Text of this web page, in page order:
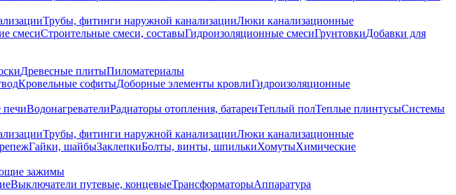
Трубы, фитинги наружной канализацииЛюки канализационные
смесиСтроительные смеси, составыГидроизоляционные смесиГрунтовкиДобавки для
Древесные плитыПиломатериалы
Кровельные софитыДоборные элементы кровлиГидроизоляционные
печиВодонагревателиРадиаторы отопления, батареиТеплый полТеплые плинтусыСистемы
Трубы, фитинги наружной канализацииЛюки канализационные
Гайки, шайбыЗаклепкиБолты, винты, шпилькиХомутыХимические
зажимы
Выключатели путевые, концевыеТрансформаторыАппаратура